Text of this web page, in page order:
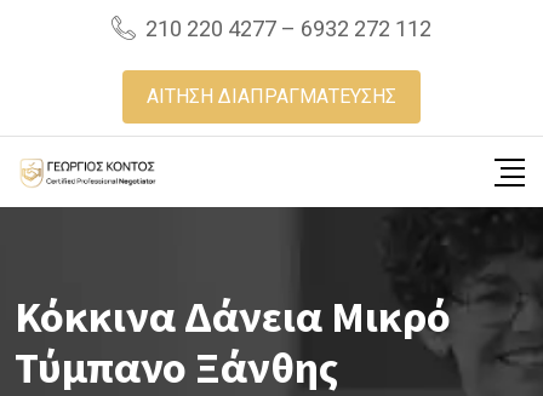
210 220 4277 – 6932 272 112
ΑΙΤΗΣΗ ΔΙΑΠΡΑΓΜΑΤΕΥΣΗΣ
Κόκκινα Δάνεια Μικρό
Τύμπανο Ξάνθης